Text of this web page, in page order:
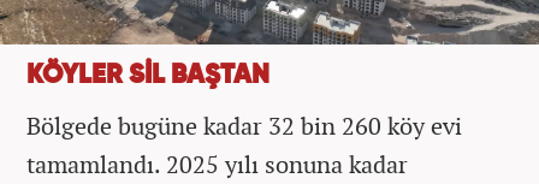
KÖYLER SİL BAŞTAN
Bölgede bugüne kadar 32 bin 260 köy evi
tamamlandı. 2025 yılı sonuna kadar